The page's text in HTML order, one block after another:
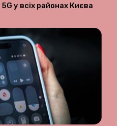
у всіх районах Києва